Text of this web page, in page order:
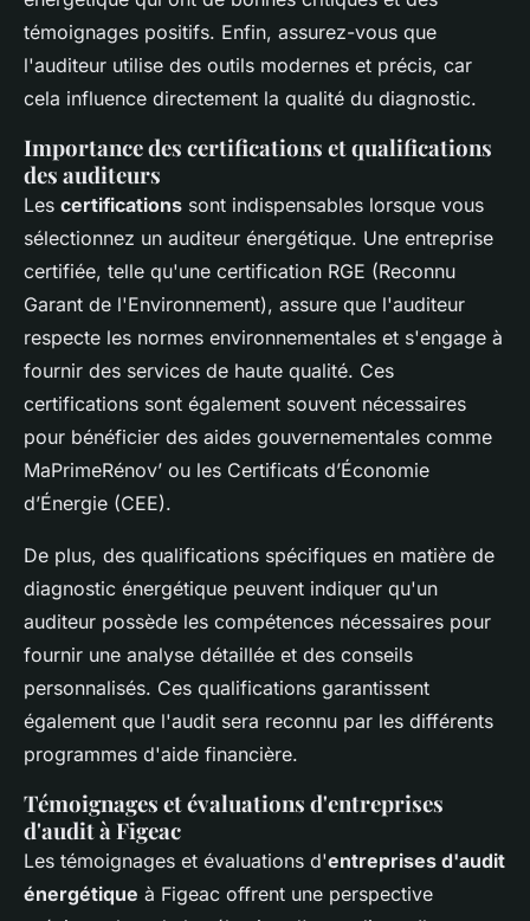
témoignages positifs. Enfin, assurez-vous que
l'auditeur utilise des outils modernes et précis, car
cela influence directement la qualité du diagnostic.
Importance des certifications et qualifications
des auditeurs
Les certifications sont indispensables lorsque vous
sélectionnez un auditeur énergétique. Une entreprise
certifiée, telle qu'une certification RGE (Reconnu
Garant de l'Environnement), assure que l'auditeur
respecte les normes environnementales et s'engage à
fournir des services de haute qualité. Ces
certifications sont également souvent nécessaires
pour bénéficier des aides gouvernementales comme
MaPrimeRénov’ ou les Certificats d’Économie
d’Énergie (CEE).
De plus, des qualifications spécifiques en matière de
diagnostic énergétique peuvent indiquer qu'un
auditeur possède les compétences nécessaires pour
fournir une analyse détaillée et des conseils
personnalisés. Ces qualifications garantissent
également que l'audit sera reconnu par les différents
programmes d'aide financière.
Témoignages et évaluations d'entreprises
d'audit à Figeac
Les témoignages et évaluations d'entreprises d'audit
énergétique à Figeac offrent une perspective